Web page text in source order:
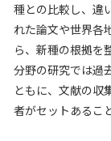
種との比較し、違
れた論文や世界各
ら、新種の根拠を
分野の研究では過
ともに、文献の収
者がセットあるこ